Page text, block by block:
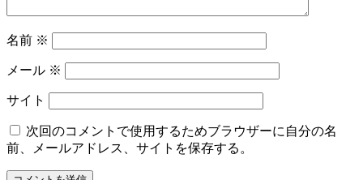
名前 ※
メール ※
サイト
次回のコメントで使用するためブラウザーに自分の名
前、メールアドレス、サイトを保存する。